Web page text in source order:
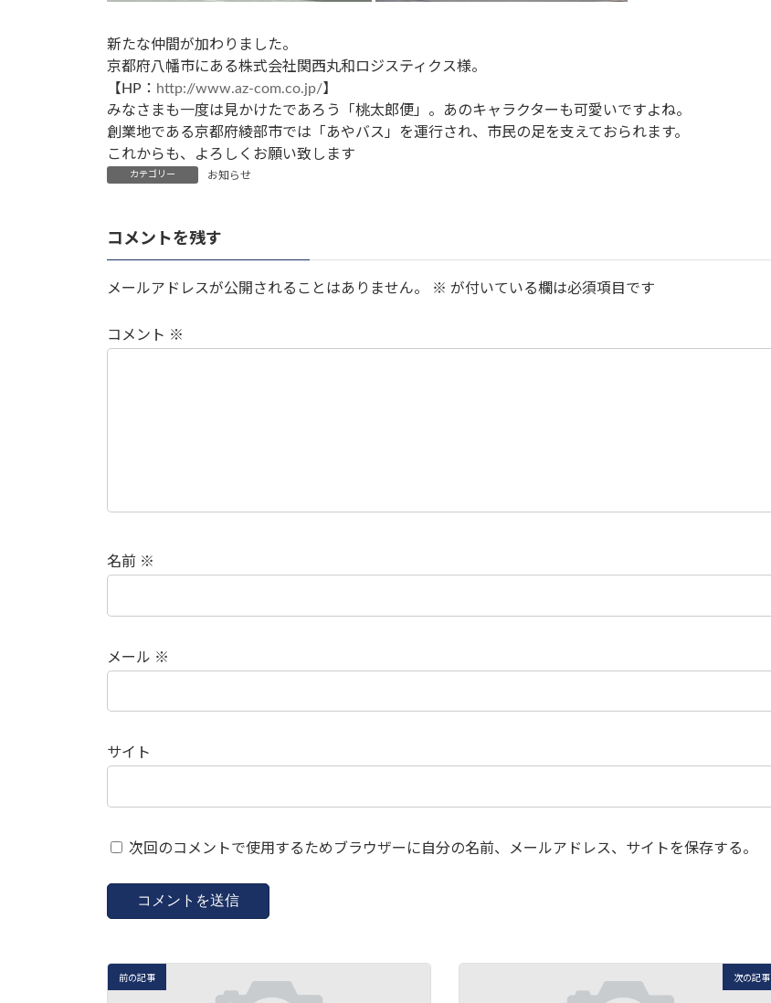
新たな仲間が加わりました。
京都府八幡市にある株式会社関西丸和ロジスティクス様。
【HP： http://www.az-com.co.jp/】
みなさまも一度は見かけたであろう「桃太郎便」。あのキャラクターも可愛いですよね。
創業地である京都府綾部市では「あやバス」を運行され、市民の足を支えておられます。
これからも、よろしくお願い致します
カテゴリー お知らせ
コメントを残す
メールアドレスが公開されることはありません。 ※ が付いている欄は必須項目です
コメント ※
名前 ※
メール ※
サイト
次回のコメントで使用するためブラウザーに自分の名前、メールアドレス、サイトを保存する。
前の記事 次の記事